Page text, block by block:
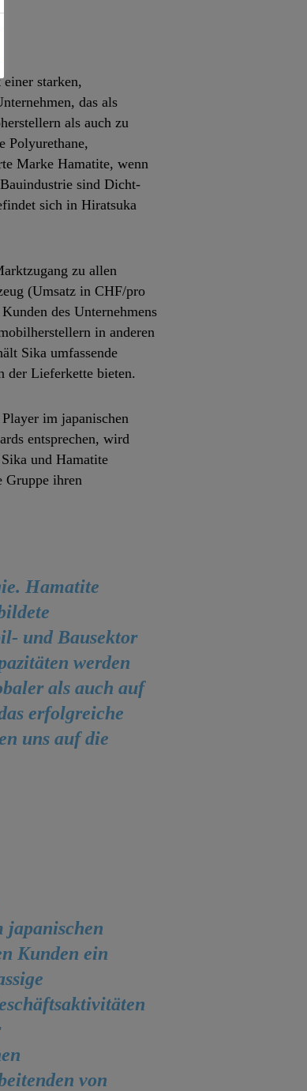
starken,
das als
als auch zu
Polyurethane,
Marke Hamatite, wenn
sind Dicht-
sich in Hiratsuka
zu allen
(Umsatz in CHF/pro
des Unternehmens
in anderen
Sika umfassende
der Lieferkette bieten.
im japanischen
entsprechen, wird
und Hamatite
Gruppe ihren
Hamatite
und Bausektor
werden
als auch auf
erfolgreiche
uns auf die
japanischen
Kunden ein
von